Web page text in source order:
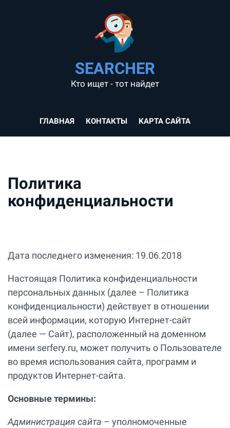
SEARCHER
Кто ищет - тот найдет
ГЛАВНАЯ КОНТАКТЫ КАРТА САЙТА
Политика
конфиденциальности
Дата последнего изменения: 19.06.2018
Настоящая Политика конфиденциальности
персональных данных (далее – Политика
конфиденциальности) действует в отношении
всей информации, которую Интернет-сайт
(далее — Сайт), расположенный на доменном
имени serfery.ru, может получить о Пользователе
во время использования сайта, программ и
продуктов Интернет-сайта.
Основные термины:
Администрация сайта – уполномоченные